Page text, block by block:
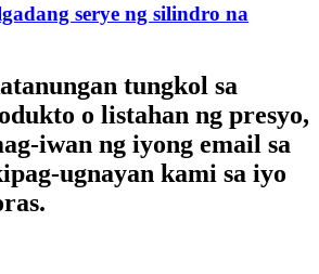
serye ng silindro na
tungkol sa
o listahan ng presyo,
iwan ng iyong email sa
ugnayan kami sa iyo